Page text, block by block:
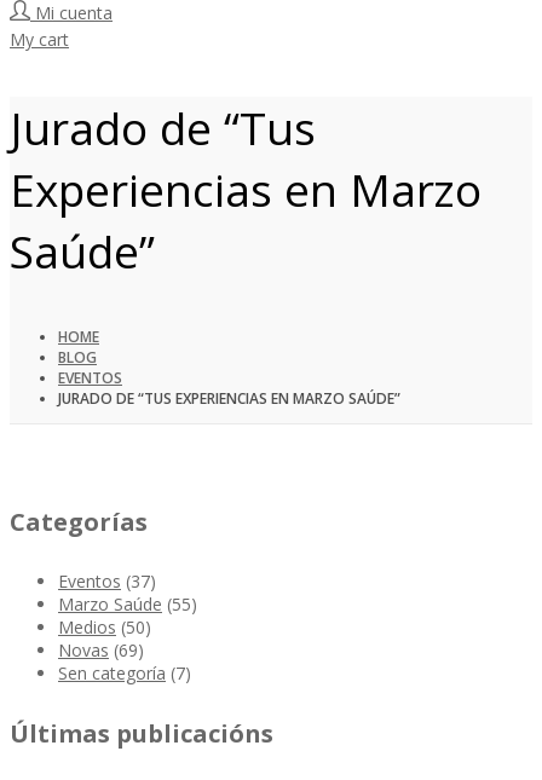
Mi cuenta
My cart
Jurado de “Tus
Experiencias en Marzo
Saúde”
HOME
BLOG
EVENTOS
JURADO DE “TUS EXPERIENCIAS EN MARZO SAÚDE”
Categorías
Eventos (37)
Marzo Saúde (55)
Medios (50)
Novas (69)
Sen categoría (7)
Últimas publicacións